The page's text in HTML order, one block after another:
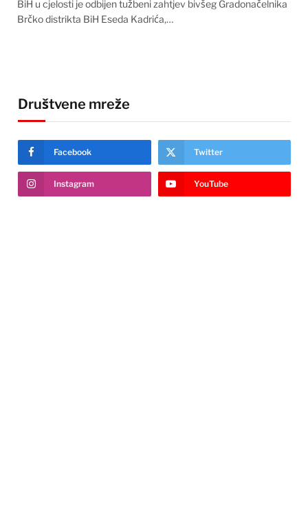
BiH u cjelosti je odbijen tužbeni zahtjev bivšeg Gradonačelnika
Brčko distrikta BiH Eseda Kadrića,…
Društvene mreže
Facebook Twitter
Instagram YouTube